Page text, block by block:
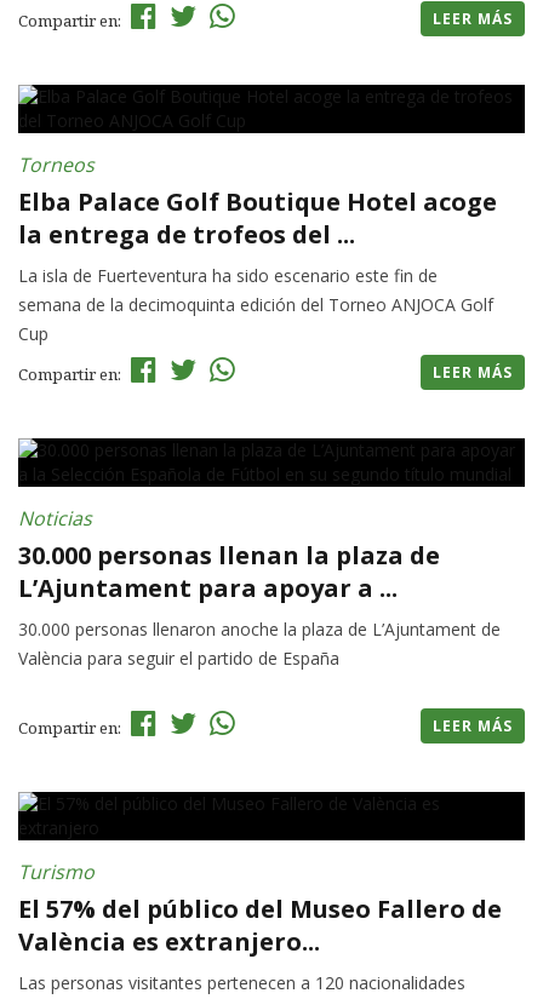
Compartir en: LEER MÁS
Torneos
Elba Palace Golf Boutique Hotel acoge
la entrega de trofeos del ...
La isla de Fuerteventura ha sido escenario este fin de
semana de la decimoquinta edición del Torneo ANJOCA Golf
Cup
Compartir en: LEER MÁS
Noticias
30.000 personas llenan la plaza de
L’Ajuntament para apoyar a ...
30.000 personas llenaron anoche la plaza de L’Ajuntament de
València para seguir el partido de España
Compartir en: LEER MÁS
Turismo
El 57% del público del Museo Fallero de
València es extranjero...
Las personas visitantes pertenecen a 120 nacionalidades